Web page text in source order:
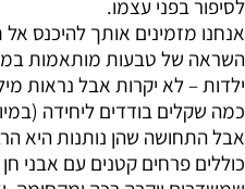
לסיפור בפני עצמו.
אנחנו מזמינים אותך להיכנס
השראה של טבעות מותאמות
ילדות – לא יקרות אבל נראות
כמה שקלים בודדים ליחידה
אבל התחושה שהן נותנות היא
כוללים פרחים קטנים עם אבני